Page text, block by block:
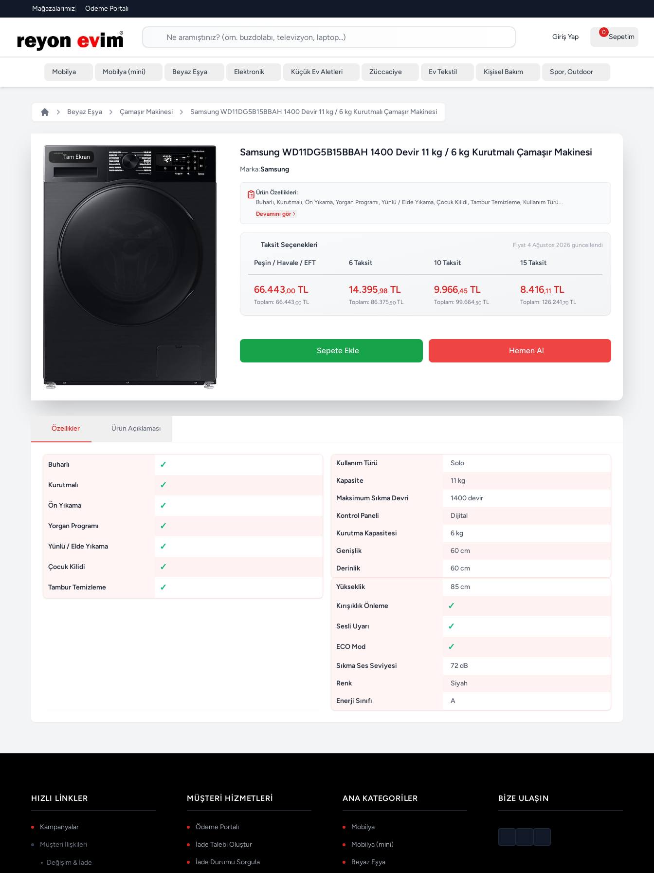
Mağazalarımız| Ödeme Portalı
Giriş Yap
0
Sepetim
Mobilya Mobilya (mini) Beyaz Eşya Elektronik Küçük Ev Aletleri Züccaciye Ev Tekstil Kişisel Bakım Spor, Outdoor
Beyaz Eşya Çamaşır Makinesi Samsung WD11DG5B15BBAH 1400 Devir 11 kg / 6 kg Kurutmalı Çamaşır Makinesi
Tam Ekran Samsung WD11DG5B15BBAH 1400 Devir 11 kg / 6 kg Kurutmalı Çamaşır Makinesi
Marka:Samsung
Ürün Özellikleri:
Buharlı, Kurutmalı, Ön Yıkama, Yorgan Programı, Yünlü / Elde Yıkama, Çocuk Kilidi, Tambur Temizleme, Kullanım Türü...
Devamını gör
Taksit Seçenekleri Fiyat 4 Ağustos 2026 güncellendi
Peşin / Havale / EFT 6 Taksit 10 Taksit 15 Taksit
66.443,00 TL
Toplam: 66.443 ,00 TL
14.395,98 TL
Toplam: 86.375,90 TL
9.966,45 TL
Toplam: 99.664 ,50 TL
8.416,11 TL
Toplam: 126.241 ,70 TL
Sepete Ekle Hemen Al
Özellikler Ürün Açıklaması
Buharlı
Kurutmalı
Ön Yıkama
Yorgan Programı
Yünlü / Elde Yıkama
Çocuk Kilidi
Tambur Temizleme
Kullanım Türü Solo
Kapasite 11 kg
Maksimum Sıkma Devri 1400 devir
Kontrol Paneli Dijital
Kurutma Kapasitesi 6 kg
Genişlik 60 cm
Derinlik 60 cm
Yükseklik 85 cm
Kırışıklık Önleme
Sesli Uyarı
ECO Mod
Sıkma Ses Seviyesi 72 dB
Renk Siyah
Enerji Sınıfı A
HIZLI LINKLER
Kampanyalar
Müşteri İlişkileri
Değişim & İade
MÜŞTERI HIZMETLERI
Ödeme Portalı
İade Talebi Oluştur
İade Durumu Sorgula
ANA KATEGORILER
Mobilya
Mobilya (mini)
Beyaz Eşya
BIZE ULAŞIN